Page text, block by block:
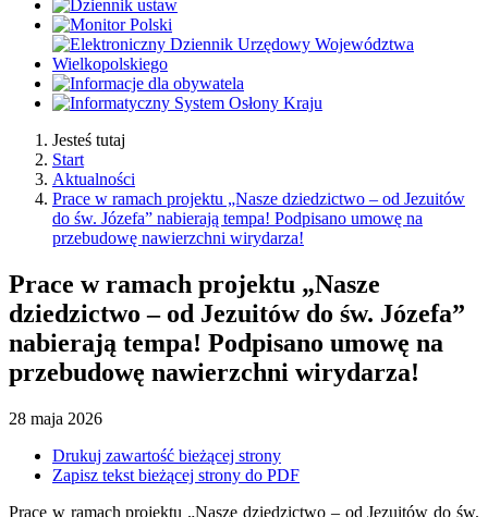
Jesteś tutaj
Start
Aktualności
Prace w ramach projektu „Nasze dziedzictwo – od Jezuitów
do św. Józefa” nabierają tempa! Podpisano umowę na
przebudowę nawierzchni wirydarza!
Prace w ramach projektu „Nasze
dziedzictwo – od Jezuitów do św. Józefa”
nabierają tempa! Podpisano umowę na
przebudowę nawierzchni wirydarza!
28 maja 2026
Drukuj zawartość bieżącej strony
Zapisz tekst bieżącej strony do PDF
Prace w ramach projektu „Nasze dziedzictwo – od Jezuitów do św.